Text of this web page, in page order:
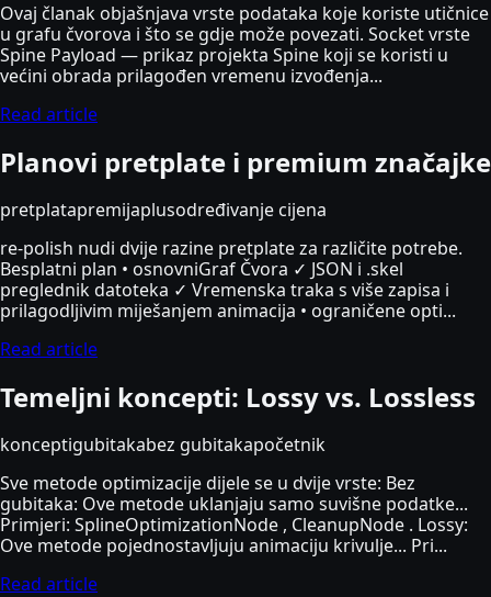
Ovaj članak objašnjava vrste podataka koje koriste utičnice
u grafu čvorova i što se gdje može povezati. Socket vrste
Spine Payload — prikaz projekta Spine koji se koristi u
većini obrada prilagođen vremenu izvođenja...
Read article
Planovi pretplate i premium značajke
pretplatapremijaplusodređivanje cijena
re-polish nudi dvije razine pretplate za različite potrebe.
Besplatni plan • osnovniGraf Čvora ✓ JSON i .skel
preglednik datoteka ✓ Vremenska traka s više zapisa i
prilagodljivim miješanjem animacija • ograničene opti...
Read article
Temeljni koncepti: Lossy vs. Lossless
konceptigubitakabez gubitakapočetnik
Sve metode optimizacije dijele se u dvije vrste: Bez
gubitaka: Ove metode uklanjaju samo suvišne podatke...
Primjeri: SplineOptimizationNode , CleanupNode . Lossy:
Ove metode pojednostavljuju animaciju krivulje... Pri...
Read article